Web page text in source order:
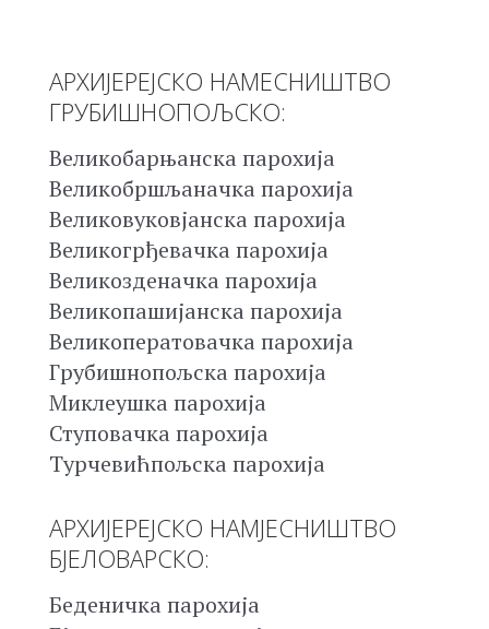
АРХИЈЕРЕЈСКО НАМЕСНИШТВО
ГРУБИШНОПОЉСКО:
Великобарњанска парохија
Великобршљаначка парохија
Великовуковјанска парохија
Великогрђевачка парохија
Великозденачка парохија
Великопашијанска парохија
Великоператовачка парохија
Грубишнопољска парохија
Миклеушка парохија
Ступовачка парохија
Турчевићпољска парохија
АРХИЈЕРЕЈСКО НАМЈЕСНИШТВО
БЈЕЛОВАРСКО:
Беденичка парохија